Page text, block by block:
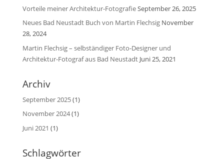
Vorteile meiner Architektur-FotografieSeptember 26, 2025
Neues Bad Neustadt Buch von Martin Flechsig November
28, 2024
Martin Flechsig – selbständiger Foto-Designer und
Architektur-Fotograf aus Bad Neustadt Juni 25, 2021
Archiv
September 2025(1)
November 2024(1)
Juni 2021 (1)
Schlagwörter